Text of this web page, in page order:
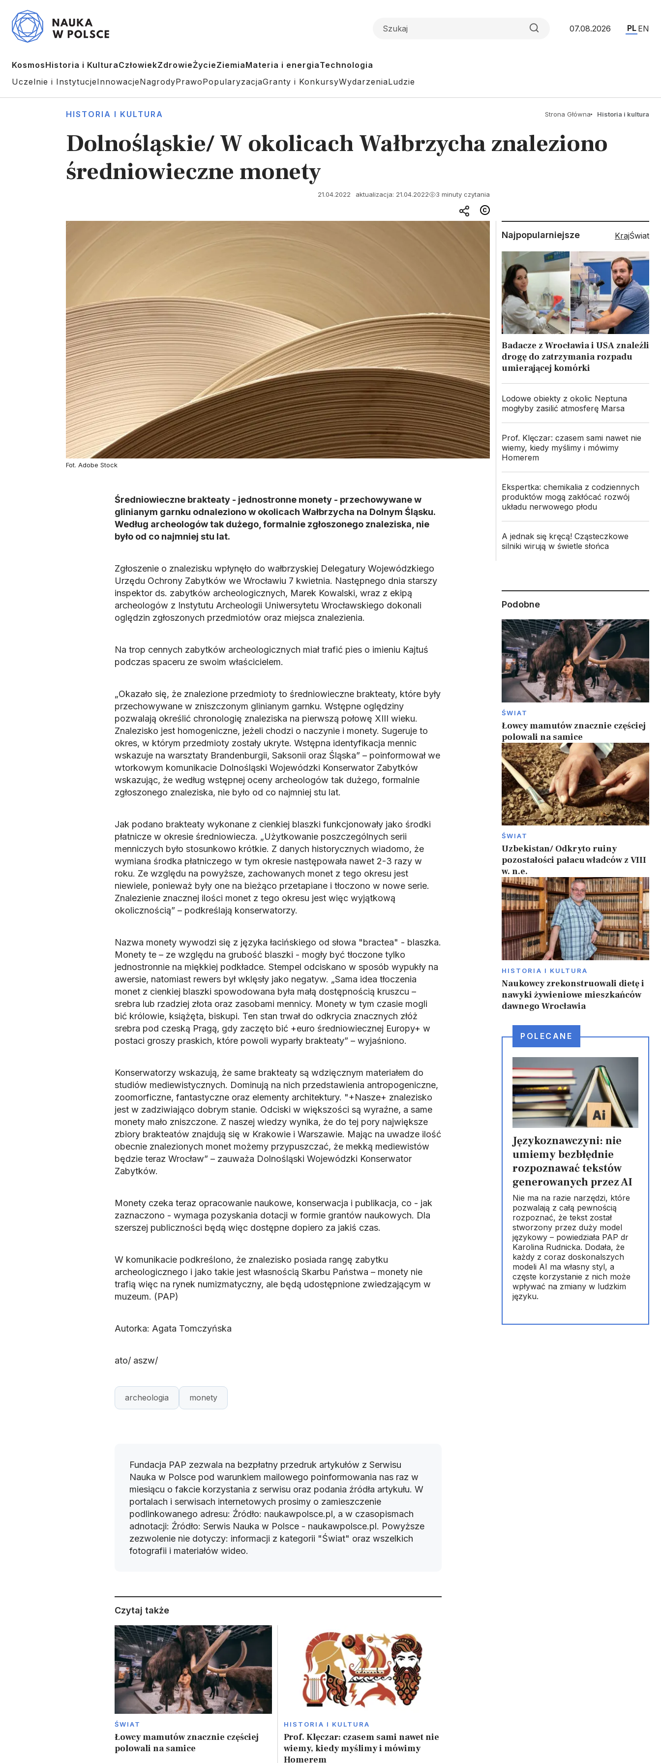
07.08.2026 PL EN
KosmosHistoria i KulturaCzłowiekZdrowieŻycieZiemiaMateria i energiaTechnologia
Uczelnie i InstytucjeInnowacjeNagrodyPrawoPopularyzacjaGranty i KonkursyWydarzeniaLudzie
HISTORIA I KULTURA Strona Główna Historia i kultura
Dolnośląskie/ W okolicach Wałbrzycha znaleziono
średniowieczne monety
21.04.2022 aktualizacja: 21.04.2022 3 minuty czytania
Fot. Adobe Stock
Średniowieczne brakteaty - jednostronne monety - przechowywane w
glinianym garnku odnaleziono w okolicach Wałbrzycha na Dolnym Śląsku.
Według archeologów tak dużego, formalnie zgłoszonego znaleziska, nie
było od co najmniej stu lat.
Zgłoszenie o znalezisku wpłynęło do wałbrzyskiej Delegatury Wojewódzkiego
Urzędu Ochrony Zabytków we Wrocławiu 7 kwietnia. Następnego dnia starszy
inspektor ds. zabytków archeologicznych, Marek Kowalski, wraz z ekipą
archeologów z Instytutu Archeologii Uniwersytetu Wrocławskiego dokonali
oględzin zgłoszonych przedmiotów oraz miejsca znalezienia.
Na trop cennych zabytków archeologicznych miał trafić pies o imieniu Kajtuś
podczas spaceru ze swoim właścicielem.
„Okazało się, że znalezione przedmioty to średniowieczne brakteaty, które były
przechowywane w zniszczonym glinianym garnku. Wstępne oględziny
pozwalają określić chronologię znaleziska na pierwszą połowę XIII wieku.
Znalezisko jest homogeniczne, jeżeli chodzi o naczynie i monety. Sugeruje to
okres, w którym przedmioty zostały ukryte. Wstępna identyfikacja mennic
wskazuje na warsztaty Brandenburgii, Saksonii oraz Śląska” – poinformował we
wtorkowym komunikacie Dolnośląski Wojewódzki Konserwator Zabytków
wskazując, że według wstępnej oceny archeologów tak dużego, formalnie
zgłoszonego znaleziska, nie było od co najmniej stu lat.
Jak podano brakteaty wykonane z cienkiej blaszki funkcjonowały jako środki
płatnicze w okresie średniowiecza. „Użytkowanie poszczególnych serii
menniczych było stosunkowo krótkie. Z danych historycznych wiadomo, że
wymiana środka płatniczego w tym okresie następowała nawet 2-3 razy w
roku. Ze względu na powyższe, zachowanych monet z tego okresu jest
niewiele, ponieważ były one na bieżąco przetapiane i tłoczono w nowe serie.
Znalezienie znacznej ilości monet z tego okresu jest więc wyjątkową
okolicznością” – podkreślają konserwatorzy.
Nazwa monety wywodzi się z języka łacińskiego od słowa "bractea" - blaszka.
Monety te – ze względu na grubość blaszki - mogły być tłoczone tylko
jednostronnie na miękkiej podkładce. Stempel odciskano w sposób wypukły na
awersie, natomiast rewers był wklęsły jako negatyw. „Sama idea tłoczenia
monet z cienkiej blaszki spowodowana była małą dostępnością kruszcu –
srebra lub rzadziej złota oraz zasobami mennicy. Monety w tym czasie mogli
bić królowie, książęta, biskupi. Ten stan trwał do odkrycia znacznych złóż
srebra pod czeską Pragą, gdy zaczęto bić +euro średniowiecznej Europy+ w
postaci groszy praskich, które powoli wyparły brakteaty” – wyjaśniono.
Konserwatorzy wskazują, że same brakteaty są wdzięcznym materiałem do
studiów mediewistycznych. Dominują na nich przedstawienia antropogeniczne,
zoomorficzne, fantastyczne oraz elementy architektury. "+Nasze+ znalezisko
jest w zadziwiająco dobrym stanie. Odciski w większości są wyraźne, a same
monety mało zniszczone. Z naszej wiedzy wynika, że do tej pory największe
zbiory brakteatów znajdują się w Krakowie i Warszawie. Mając na uwadze ilość
obecnie znalezionych monet możemy przypuszczać, że mekką mediewistów
będzie teraz Wrocław” – zauważa Dolnośląski Wojewódzki Konserwator
Zabytków.
Monety czeka teraz opracowanie naukowe, konserwacja i publikacja, co - jak
zaznaczono - wymaga pozyskania dotacji w formie grantów naukowych. Dla
szerszej publiczności będą więc dostępne dopiero za jakiś czas.
W komunikacie podkreślono, że znalezisko posiada rangę zabytku
archeologicznego i jako takie jest własnością Skarbu Państwa – monety nie
trafią więc na rynek numizmatyczny, ale będą udostępnione zwiedzającym w
muzeum. (PAP)
Autorka: Agata Tomczyńska
ato/ aszw/
archeologia monety
Fundacja PAP zezwala na bezpłatny przedruk artykułów z Serwisu
Nauka w Polsce pod warunkiem mailowego poinformowania nas raz w
miesiącu o fakcie korzystania z serwisu oraz podania źródła artykułu. W
portalach i serwisach internetowych prosimy o zamieszczenie
podlinkowanego adresu: Źródło: naukawpolsce.pl, a w czasopismach
adnotacji: Źródło: Serwis Nauka w Polsce - naukawpolsce.pl. Powyższe
zezwolenie nie dotyczy: informacji z kategorii "Świat" oraz wszelkich
fotografii i materiałów wideo.
Czytaj także
ŚWIAT
Łowcy mamutów znacznie częściej
polowali na samice
HISTORIA I KULTURA
Prof. Klęczar: czasem sami nawet nie
wiemy, kiedy myślimy i mówimy
Homerem
Najpopularniejsze KrajŚwiat
Badacze z Wrocławia i USA znaleźli
drogę do zatrzymania rozpadu
umierającej komórki
Lodowe obiekty z okolic Neptuna
mogłyby zasilić atmosferę Marsa
Prof. Klęczar: czasem sami nawet nie
wiemy, kiedy myślimy i mówimy
Homerem
Ekspertka: chemikalia z codziennych
produktów mogą zakłócać rozwój
układu nerwowego płodu
A jednak się kręcą! Cząsteczkowe
silniki wirują w świetle słońca
Podobne
ŚWIAT
Łowcy mamutów znacznie częściej
polowali na samice
ŚWIAT
Uzbekistan/ Odkryto ruiny
pozostałości pałacu władców z VIII
w. n.e.
HISTORIA I KULTURA
Naukowcy zrekonstruowali dietę i
nawyki żywieniowe mieszkańców
dawnego Wrocławia
POLECANE
Językoznawczyni: nie
umiemy bezbłędnie
rozpoznawać tekstów
generowanych przez AI
Nie ma na razie narzędzi, które
pozwalają z całą pewnością
rozpoznać, że tekst został
stworzony przez duży model
językowy – powiedziała PAP dr
Karolina Rudnicka. Dodała, że
każdy z coraz doskonalszych
modeli AI ma własny styl, a
częste korzystanie z nich może
wpływać na zmiany w ludzkim
języku.